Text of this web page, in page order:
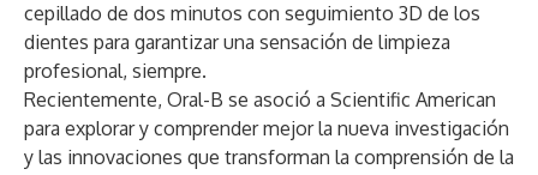
cepillado de dos minutos con seguimiento 3D de los
dientes para garantizar una sensación de limpieza
profesional, siempre.
Recientemente, Oral-B se asoció a Scientific American
para explorar y comprender mejor la nueva investigación
y las innovaciones que transforman la comprensión de la